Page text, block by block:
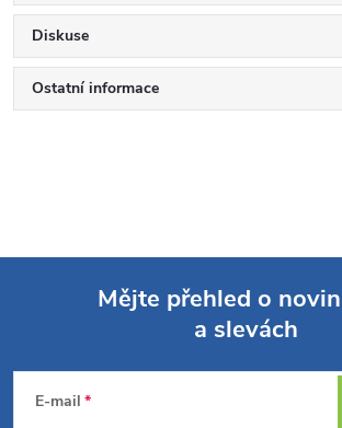
Diskuse
Ostatní informace
Mějte přehled o
a slevách
E-mail